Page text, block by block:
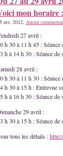
mon horaire :
avr. 2012, Aucun
27 avril :
h 30 à 11 h 45 :
h à 14 h 30 : Séance
28 avril :
h 30 à 11 h 30 :
h 30 à 15 h : Entrevue
h à 16 h 30 : Séance
29 avril :
h 30 à 15 h : Séance
tous les détails :